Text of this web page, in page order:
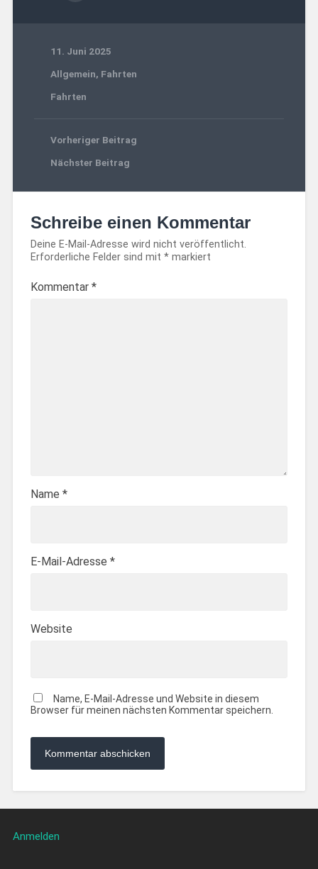
11. Juni 2025
Allgemein, Fahrten
Fahrten
Vorheriger Beitrag
Nächster Beitrag
Schreibe einen Kommentar
Deine E-Mail-Adresse wird nicht veröffentlicht.
Erforderliche Felder sind mit *markiert
Kommentar *
Name *
E-Mail-Adresse *
Website
Name, E-Mail-Adresse und Website in diesem
Browser für meinen nächsten Kommentar speichern.
Anmelden